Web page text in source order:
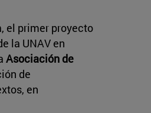
el primer proyecto
la UNAV en
Asociación de
de
en